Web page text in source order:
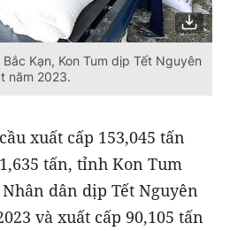
Kạn, Kon Tum dịp Tết Nguyên
năm 2023.
xuất cấp 153,045 tấn
tấn, tỉnh Kon Tum
dân dịp Tết Nguyên
và xuất cấp 90,105 tấn